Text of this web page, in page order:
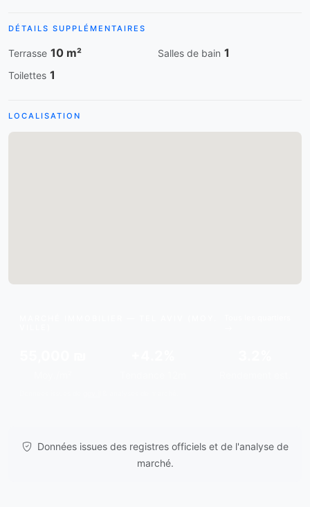
DÉTAILS SUPPLÉMENTAIRES
Terrasse 10 m² Salles de bain 1
Toilettes 1
LOCALISATION
Données issues des registres officiels et de l'analyse de
marché.